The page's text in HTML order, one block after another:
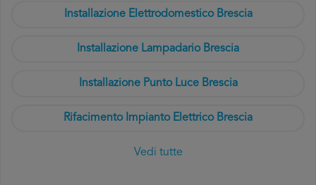
Installazione Elettrodomestico Brescia
Installazione Lampadario Brescia
Installazione Punto Luce Brescia
Rifacimento Impianto Elettrico Brescia
Vedi tutte